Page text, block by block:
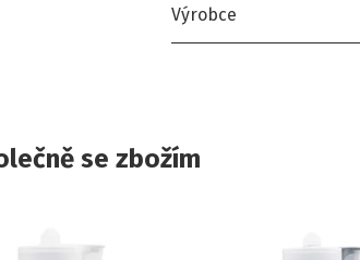
Výrobce
se zbožím